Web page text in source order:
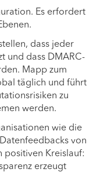
Es erfordert
dass jeder
und dass DMARC-
Mapp zum
täglich und führt
zu
werden.
wie die
von
positiven Kreislauf:
erzeugt